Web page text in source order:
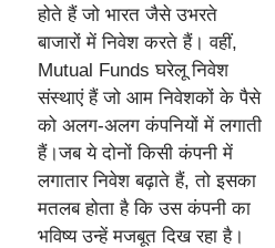
होते हैं जो भारत जैसे उभरते
बाजारों में निवेश करते हैं। वहीं,
Mutual Funds घरेलू निवेश
संस्थाएं हैं जो आम निवेशकों के पैसे
को अलग-अलग कंपनियों में लगाती
हैं।जब ये दोनों किसी कंपनी में
लगातार निवेश बढ़ाते हैं, तो इसका
मतलब होता है कि उस कंपनी का
भविष्य उन्हें मजबूत दिख रहा है।